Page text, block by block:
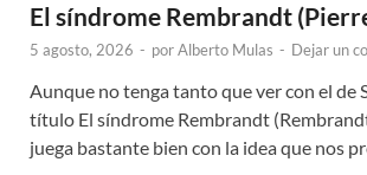
El síndrome Rembrandt
5 agosto, 2026 - porAlberto Mulas - Dejar un
Aunque no tenga tanto que ver con el de
título El síndrome Rembrandt
juega bastante bien con la idea que nos